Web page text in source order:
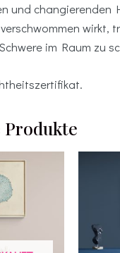
und changierenden
wirkt,
im Raum zu